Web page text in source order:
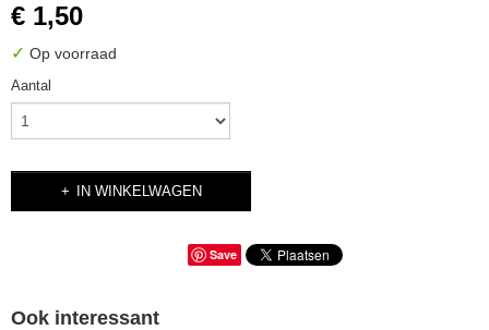
€ 1,50
✓ Op voorraad
Aantal
IN WINKELWAGEN
Save
Ook interessant